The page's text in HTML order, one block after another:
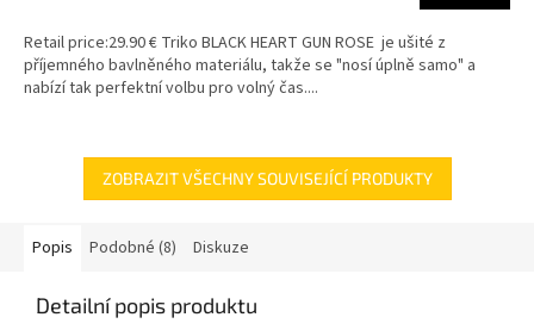
Retail price:29.90 € Triko BLACK HEART GUN ROSE je ušité z
příjemného bavlněného materiálu, takže se "nosí úplně samo" a
nabízí tak perfektní volbu pro volný čas....
ZOBRAZIT VŠECHNY SOUVISEJÍCÍ PRODUKTY
Popis Podobné (8) Diskuze
Detailní popis produktu